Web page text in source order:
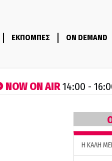
ΕΚΠΟΜΠΕΣ ON DEMAND
NOW ON AIR14:00 -
H ΚΑΛΗ